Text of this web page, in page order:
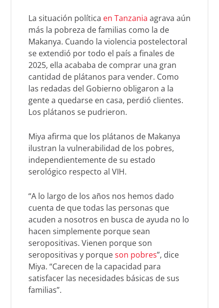
La situación política en Tanzania agrava aún
más la pobreza de familias como la de
Makanya. Cuando la violencia postelectoral
se extendió por todo el país a finales de
2025, ella acababa de comprar una gran
cantidad de plátanos para vender. Como
las redadas del Gobierno obligaron a la
gente a quedarse en casa, perdió clientes.
Los plátanos se pudrieron.
Miya afirma que los plátanos de Makanya
ilustran la vulnerabilidad de los pobres,
independientemente de su estado
serológico respecto al VIH.
“A lo largo de los años nos hemos dado
cuenta de que todas las personas que
acuden a nosotros en busca de ayuda no lo
hacen simplemente porque sean
seropositivas. Vienen porque son
seropositivas y porqueson pobres”, dice
Miya. “Carecen de la capacidad para
satisfacer las necesidades básicas de sus
familias”.